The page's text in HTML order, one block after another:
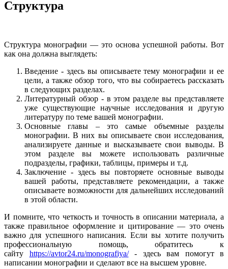
Структура
Структура монографии — это основа успешной работы. Вот
как она должна выглядеть:
Введение - здесь вы описываете тему монографии и ее
цели, а также обзор того, что вы собираетесь рассказать
в следующих разделах.
Литературный обзор - в этом разделе вы представляете
уже существующие научные исследования и другую
литературу по теме вашей монографии.
Основные главы – это самые объемные разделы
монографии. В них вы описываете свои исследования,
анализируете данные и высказываете свои выводы. В
этом разделе вы можете использовать различные
подразделы, графики, таблицы, примеры и т.д.
Заключение - здесь вы повторяете основные выводы
вашей работы, представляете рекомендации, а также
описываете возможности для дальнейших исследований
в этой области.
И помните, что четкость и точность в описании материала, а
также правильное оформление и цитирование — это очень
важно для успешного написания. Если вы хотите получить
профессиональную помощь, обратитесь к
сайту https://avtor24.ru/monografiya/- здесь вам помогут в
написании монографии и сделают все на высшем уровне.